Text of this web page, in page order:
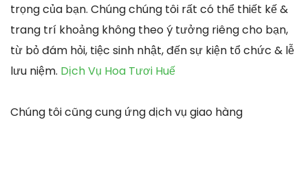
trọng của bạn. Chúng chúng tôi rất có thể thiết kế &
trang trí khoảng không theo ý tưởng riêng cho bạn,
từ bỏ đám hỏi, tiệc sinh nhật, đến sự kiện tổ chức & lễ
lưu niệm. Dịch Vụ Hoa Tươi Huế
Chúng tôi cũng cung ứng dịch vụ giao hàng